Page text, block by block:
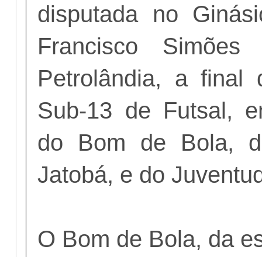
disputada no
Francisco
Petrolândia, a final
Sub-13 de Futsal,
do Bom de Bola,
Jatobá, e do
O Bom de Bola, da